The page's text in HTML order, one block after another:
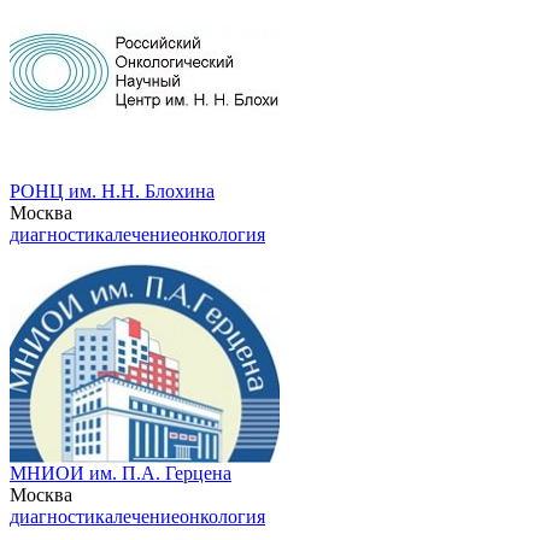
РОНЦ им. Н.Н. Блохина
Москва
диагностикалечениеонкология
МНИОИ им. П.А. Герцена
Москва
диагностикалечениеонкология